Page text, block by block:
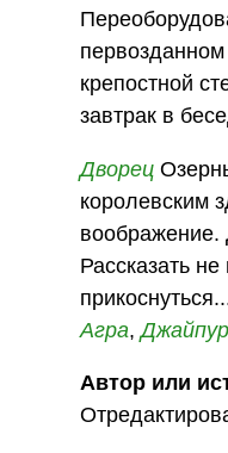
крепостной
завтрак в
Дворец
королевским
воображение.
Рассказать
Агра,Джайпур
Автор или